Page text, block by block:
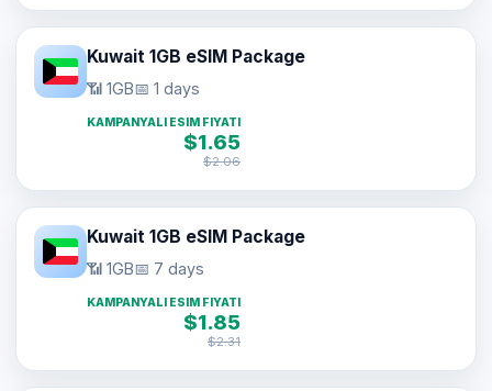
Kuwait 1GB eSIM Package
📶 1GB📅 1 days
KAMPANYALI ESIM FIYATI
$1.65
$2.06
Kuwait 1GB eSIM Package
📶 1GB📅 7 days
KAMPANYALI ESIM FIYATI
$1.85
$2.31